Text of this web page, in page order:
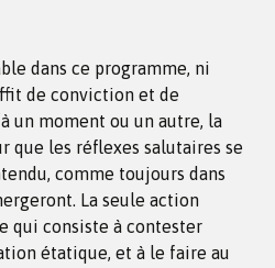
dans ce programme, ni
de conviction et de
un moment ou un autre, la
que les réflexes salutaires se
comme toujours dans
La seule action
qui consiste à contester
étatique, et à le faire au